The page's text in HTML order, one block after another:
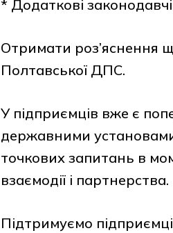
* Додаткові
Отримати роз’яснення
Полтавської ДПС.
У підприємців вже є
державними
точкових запитань в
взаємодії і партнерства.
Підтримуємо